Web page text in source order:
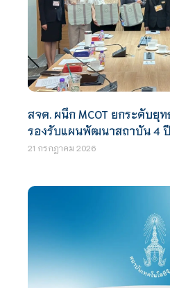
สจด. ผนึก MCOT ยกระดับยุ
รองรับแผนพัฒนาสถาบัน 4 ปี
21 กรกฎาคม 2026